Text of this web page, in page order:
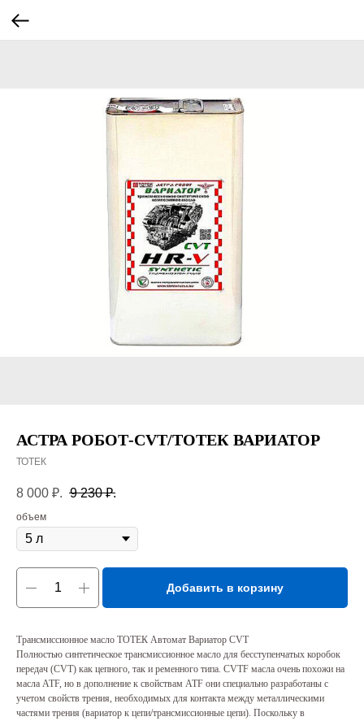
АСТРА РОБОТ-CVT/ТОТЕК ВАРИАТОР
ТОТЕК
8 000 ₽. 9 230 ₽.
объем
Добавить в корзину
Трансмиссионное масло ТОТЕК Автомат Вариатор CVT
Полностью синтетическое трансмиссионное масло для бесступенчатых коробок
передач (CVT) как цепного, так и ременного типа. CVTF масла очень похожи на
масла ATF, но в дополнение к свойствам ATF они специально разработаны с
учетом свойств трения, необходимых для контакта между металлическими
частями трения (вариатор к цепи/трансмиссионные цепи). Поскольку в